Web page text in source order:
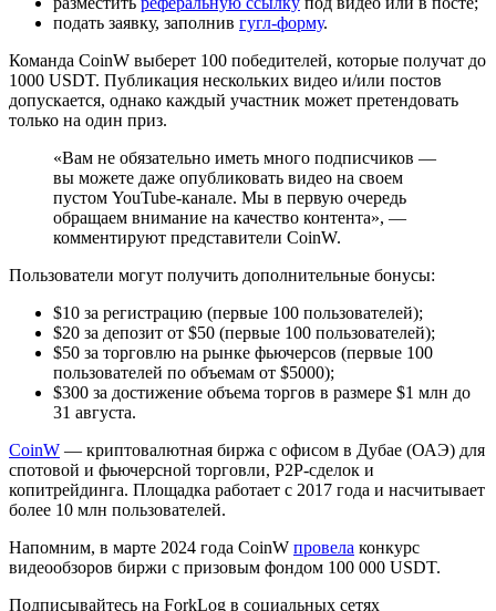
подать заявку, заполнив гугл-форму.
Команда CoinW выберет 100 победителей, которые получат до
1000 USDT. Публикация нескольких видео и/или постов
допускается, однако каждый участник может претендовать
только на один приз.
«Вам не обязательно иметь много подписчиков ―
вы можете даже опубликовать видео на своем
пустом YouTube-канале. Мы в первую очередь
обращаем внимание на качество контента», ―
комментируют представители CoinW.
Пользователи могут получить дополнительные бонусы:
$10 за регистрацию (первые 100 пользователей);
$20 за депозит от $50 (первые 100 пользователей);
$50 за торговлю на рынке фьючерсов (первые 100
пользователей по объемам от $5000);
$300 за достижение объема торгов в размере $1 млн до
31 августа.
CoinW ― криптовалютная биржа с офисом в Дубае (ОАЭ) для
спотовой и фьючерсной торговли, P2P-сделок и
копитрейдинга. Площадка работает с 2017 года и насчитывает
более 10 млн пользователей.
Напомним, в марте 2024 года CoinW провела конкурс
видеообзоров биржи с призовым фондом 100 000 USDT.
Подписывайтесь на ForkLog в социальных сетях